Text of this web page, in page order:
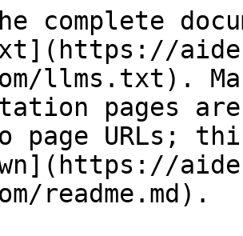
complete
llms.txt).
pages
page URLs;
readme.md).